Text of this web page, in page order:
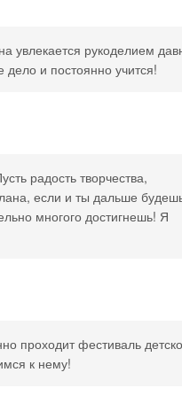
увлекается рукоделием
дело и постоянно учится!
радость творчества,
если и ты дальше
многого достигнешь! Я
проходит фестиваль
к нему!